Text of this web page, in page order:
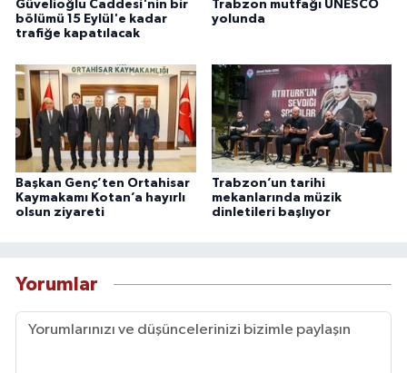
Güvelioğlu Caddesi'nin bir
bölümü 15 Eylül'e kadar
trafiğe kapatılacak
Trabzon mutfağı UNESCO
yolunda
Başkan Genç’ten Ortahisar
Kaymakamı Kotan’a hayırlı
olsun ziyareti
Trabzon’un tarihi
mekanlarında müzik
dinletileri başlıyor
Yorumlar